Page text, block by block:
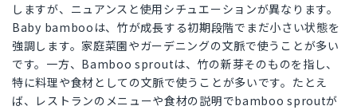
しますが、ニュアンスと使用シチュエーションが異なります。
Baby bambooは、竹が成長する初期段階でまだ小さい状態を
強調します。家庭菜園やガーデニングの文脈で使うことが多い
です。一方、Bamboo sproutは、竹の新芽そのものを指し、
特に料理や食材としての文脈で使うことが多いです。たとえ
ば、レストランのメニューや食材の説明でbamboo sproutが